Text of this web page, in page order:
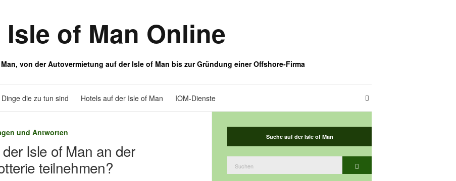
Isle of Man Online
von der Autovermietung auf der Isle of Man bis zur Gründung einer Offshore-Firma
Dinge die zu tun sind Hotels auf der Isle of Man IOM-Dienste
und Antworten
Isle of Man an der
teilnehmen?
Suche auf der Isle of Man
nach:
Suchen